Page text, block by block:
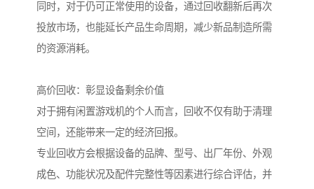
同时，对于仍可正常使用的设备，通过回收翻新后再次
投放市场，也能延长产品生命周期，减少新品制造所需
的资源消耗。
高价回收：彰显设备剩余价值
对于拥有闲置游戏机的个人而言，回收不仅有助于清理
空间，还能带来一定的经济回报。
专业回收方会根据设备的品牌、型号、出厂年份、外观
成色、功能状况及配件完整性等因素进行综合评估，并